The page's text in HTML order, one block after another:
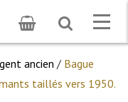
Toggle
search
ancien / Bague
taillés vers 1950.